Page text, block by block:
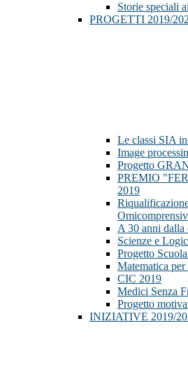
Storie speciali
PROGETTI 2019/
Le classi SIA
Image
Progetto
PREMIO
2019
A 30 anni
Scienze e
Progetto
Matematica
CIC 2019
Medici Senza
Progetto
INIZIATIVE 2019/